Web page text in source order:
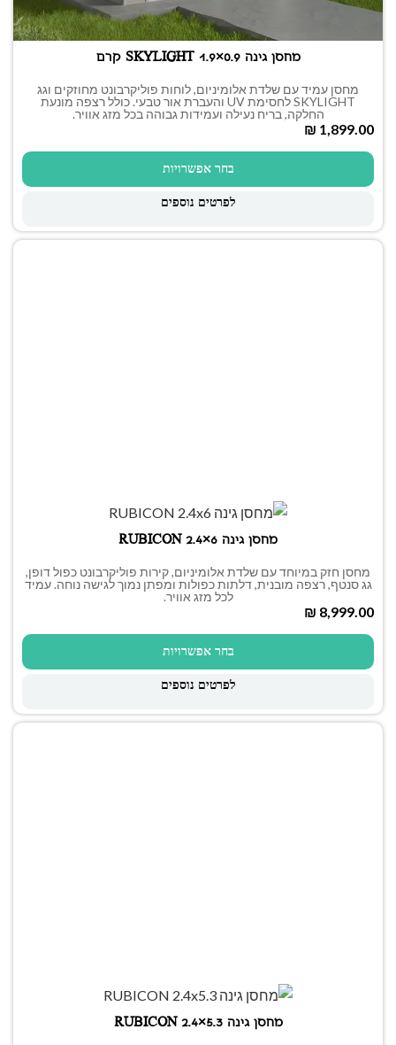
מחסן גינה SKYLIGHT 1.9×0.9 קרם
מחסן עמיד עם שלדת אלומיניום, לוחות פוליקרבונט מחוזקים וגג
SKYLIGHT לחסימת UV והעברת אור טבעי. כולל רצפה מונעת
החלקה, בריח נעילה ועמידות גבוהה בכל מזג אוויר.
₪
בחר אפשרויות
לפרטים נוספים
מחסן גינה RUBICON 2.4×6
מחסן חזק במיוחד עם שלדת אלומיניום, קירות פוליקרבונט כפול דופן,
גג סנטף, רצפה מובנית, דלתות כפולות ומפתן נמוך לגישה נוחה. עמיד
לכל מזג אוויר.
₪
בחר אפשרויות
לפרטים נוספים
מחסן גינה RUBICON 2.4×5.3